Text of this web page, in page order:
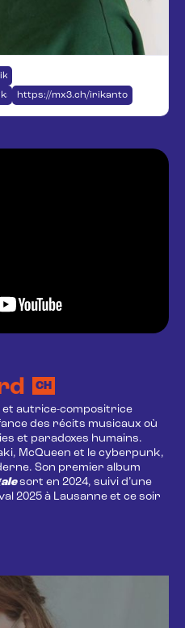
https://mx3.ch/irikanto
CH
et autrice-compositrice
des récits musicaux où
et paradoxes humains.
McQueen et le cyberpunk,
Son premier album
sort en 2024, suivi d’une
2025 à Lausanne et ce soir